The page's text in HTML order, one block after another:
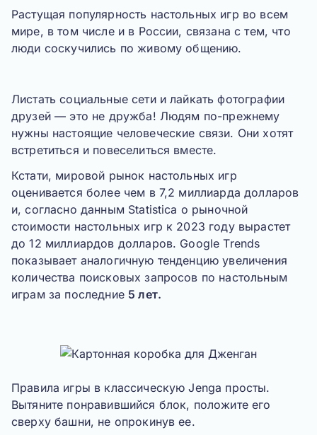
Растущая популярность настольных игр во всем
мире, в том числе и в России, связана с тем, что
люди соскучились по живому общению.
Листать социальные сети и лайкать фотографии
друзей — это не дружба! Людям по-прежнему
нужны настоящие человеческие связи. Они хотят
встретиться и повеселиться вместе.
Кстати, мировой рынок настольных игр
оценивается более чем в 7,2 миллиарда долларов
и, согласно данным Statistica о рыночной
стоимости настольных игр к 2023 году вырастет
до 12 миллиардов долларов. Google Trends
показывает аналогичную тенденцию увеличения
количества поисковых запросов по настольным
играм за последние 5 лет.
Правила игры в классическуюJenga просты.
Вытяните понравившийся блок, положите его
сверху башни, не опрокинув ее.